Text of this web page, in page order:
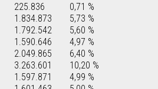
225.836
0,71 %
1.834.873
5,73 %
1.792.542
5,60 %
1.590.646
4,97 %
2.049.865
6,40 %
3.263.601
10,20 %
1.597.871
4,99 %